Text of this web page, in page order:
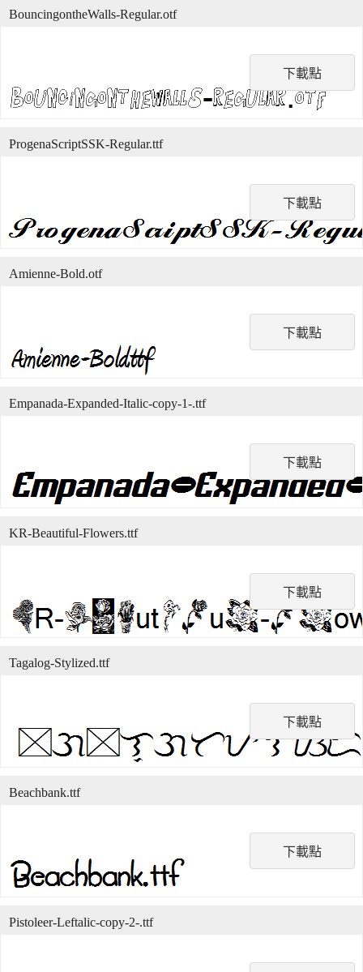
下載點
BouncingontheWalls-Regular.otf
下載點
ProgenaScriptSSK-Regular.ttf
下載點
Amienne-Bold.otf
下載點
Empanada-Expanded-Italic-copy-1-.ttf
下載點
KR-Beautiful-Flowers.ttf
下載點
Tagalog-Stylized.ttf
下載點
Beachbank.ttf
Pistoleer-Leftalic-copy-2-.ttf